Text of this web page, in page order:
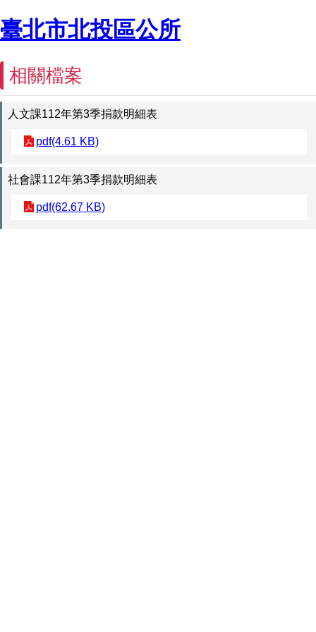
臺北市北投區公所
相關檔案
人文課112年第3季捐款明細表
pdf(4.61 KB)
社會課112年第3季捐款明細表
pdf(62.67 KB)